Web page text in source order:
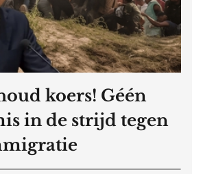
koers! Géén
in de strijd tegen